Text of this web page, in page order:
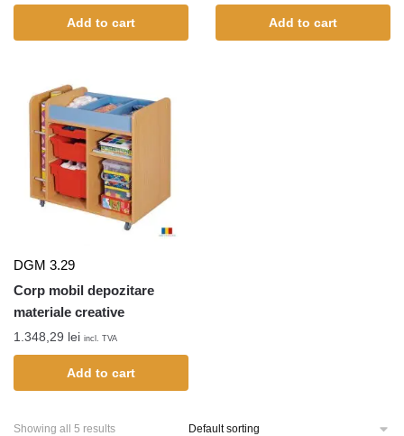
Add to cart Add to cart
DGM 3.29
Corp mobil depozitare
materiale creative
1.348,29 lei incl. TVA
Add to cart
Showing all 5 results